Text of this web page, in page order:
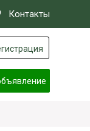
Контакты